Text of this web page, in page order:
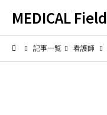
MEDICAL Field
記事一覧 看護師